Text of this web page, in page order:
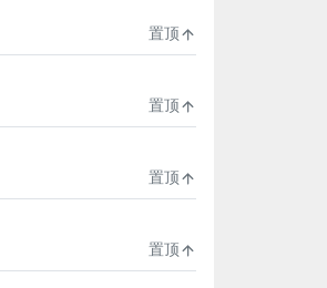
置顶
置顶
置顶
置顶